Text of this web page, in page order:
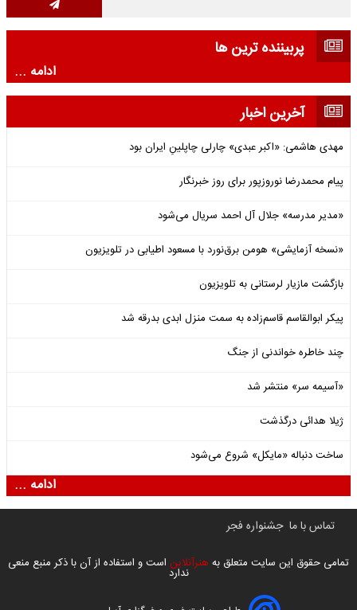
پربیننده ترین ها
ادامه ...
آخرین اخبار
مهدی هاشمی: «اکبر عبدی» چارلی چاپلینِ ایران بود
پیام محمدرضا نوروزپور برای روز خبرنگار
«مدیر مدرسه» جلال آل احمد سریال می‌شود
«نسخه آزمایشی» هومن برق‌نورد با مسعود اطیابی در تلویزیون
بازگشت مازیار لرستانی به تلویزیون
پیکر ابوالقاسم قاسم‌زاده به سمت منزل ابدی بدرقه شد
چند خاطره خواندنی از جنگ
«آسیمه سر» منتشر شد
ژیلا هدائی درگذشت
ساخت دنباله «مایکل» شروع می‌شود
ادامه ...
تماس با ما جشنواره فجر
تمامی حقوق این سایت متعلق به هنرآنلاین است و استفاده از آن با ذکر منبع منعی
ندارد